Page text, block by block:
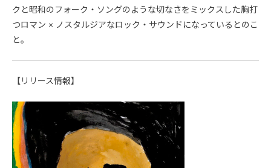
クと昭和のフォーク・ソングのような切なさをミックスした胸打
つロマン × ノスタルジアなロック・サウンドになっているとのこ
と。
【リリース情報】